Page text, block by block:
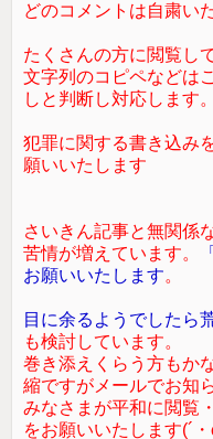
どのコメントは自粛い
たくさんの方に閲覧し
文字列のコピペなどは
しと判断し対応します。
犯罪に関する書き込み
願いいたします
さいきん記事と無関係
苦情が増えています。
お願いいたします。
目に余るようでしたら
も検討しています。
巻き添えくらう方もか
縮ですがメールでお知
みなさまが平和に閲覧
をお願いいたします(´